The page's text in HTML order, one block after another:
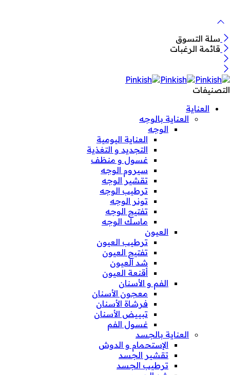
سلة التسوق
قائمة الرغبات
التصنيفات
العناية
العناية بالوجه
الوجه
العناية اليومية
التجديد و التغذية
غسول و منظف
سيروم الوجه
تقشير الوجه
ترطيب الوجه
تونر الوجه
تفتيح الوجه
ماسك الوجه
العيون
ترطيب العيون
تفتيح العيون
شد العيون
أقنعة العيون
الفم و الأسنان
معجون الأسنان
فرشاة الأسنان
تبييض الأسنان
غسول الفم
العناية بالجسد
الإستحمام و الدوش
تقشير الجسد
ترطيب الجسد